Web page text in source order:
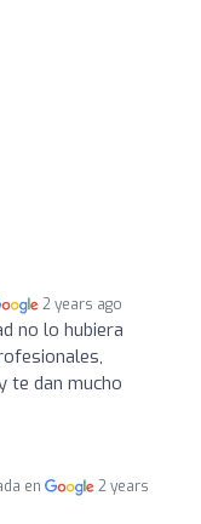
2 years ago
no lo hubiera
te dan mucho
en
2 years